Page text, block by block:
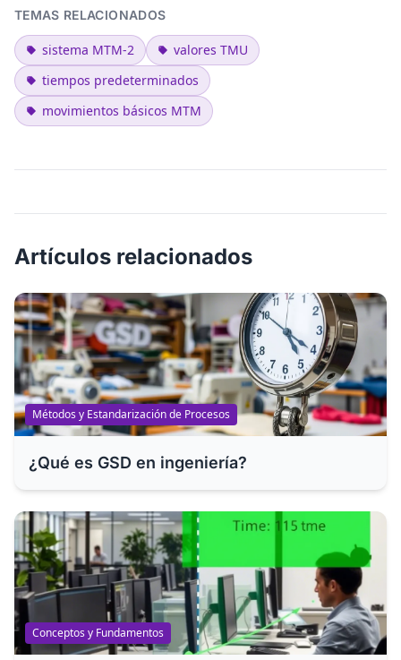
TEMAS RELACIONADOS
sistema MTM-2
valores TMU
tiempos predeterminados
movimientos básicos MTM
Artículos relacionados
Métodos y Estandarización de Procesos
¿Qué es GSD en ingeniería?
Conceptos y Fundamentos